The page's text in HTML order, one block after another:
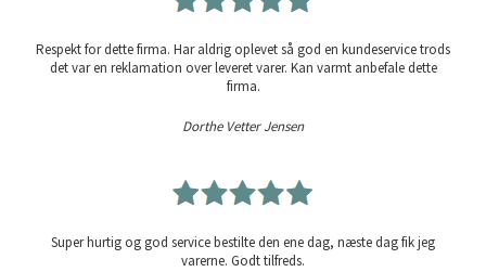
Respekt for dette firma. Har aldrig oplevet så god en kundeservice trods
det var en reklamation over leveret varer. Kan varmt anbefale dette
firma.
Dorthe Vetter Jensen
Super hurtig og god service bestilte den ene dag, næste dag fik jeg
varerne. Godt tilfreds.